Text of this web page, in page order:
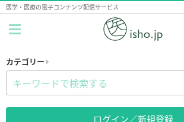
医学・医療の電子コンテンツ配信サービス
カテゴリー
ログイン／新規登録